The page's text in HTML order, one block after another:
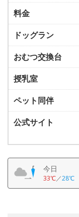
料金
ドッグラン
おむつ交換台
授乳室
ペット同伴
公式サイト
今日
33℃／28℃